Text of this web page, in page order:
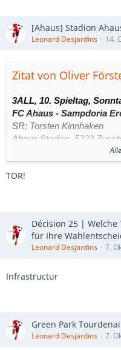
[Ahaus] Stadion
Leonard Desjardins 14.
Zitat von Oliver
3ALL, 10. Spieltag,
FC Ahaus - Sampdoria
SR: Torsten Kinnhaken
Ahaus Stadion, 5223
1:0 – Geatano Esposito
2:0 – Leonard Desjardins
TOR!
Décision 25 |
für Ihre
Leonard Desjardins 7.
Infrastructur
Green Park
Leonard Desjardins 7.